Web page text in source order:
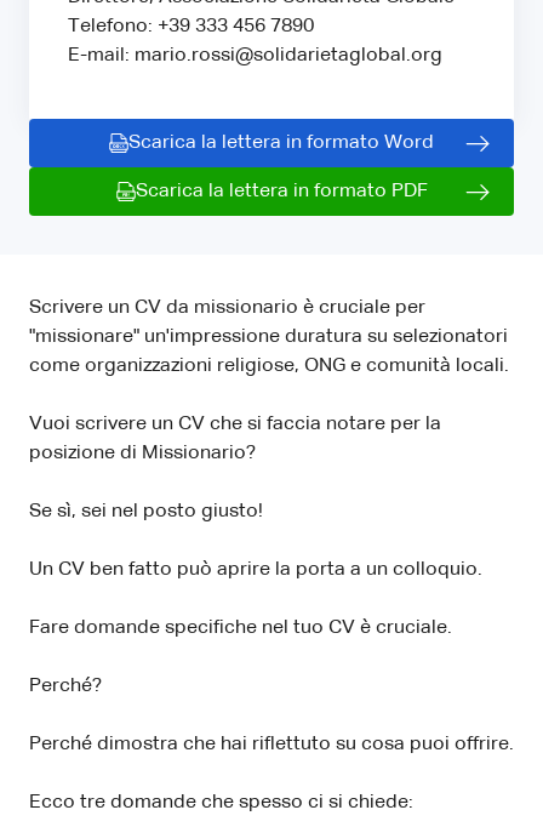
Telefono: +39 333 456 7890
E-mail: mario.rossi@solidarietaglobal.org
Scarica la lettera in formato Word
Scarica la lettera in formato PDF
Scrivere un CV da missionario è cruciale per
"missionare" un'impressione duratura su selezionatori
come organizzazioni religiose, ONG e comunità locali.
Vuoi scrivere un CV che si faccia notare per la
posizione di Missionario?
Se sì, sei nel posto giusto!
Un CV ben fatto può aprire la porta a un colloquio.
Fare domande specifiche nel tuo CV è cruciale.
Perché?
Perché dimostra che hai riflettuto su cosa puoi offrire.
Ecco tre domande che spesso ci si chiede: